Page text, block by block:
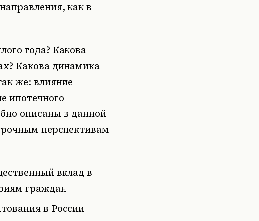
как в
года? Какова
Какова динамика
же: влияние
ипотечного
описаны в данной
перспективам
вклад в
граждан
в России